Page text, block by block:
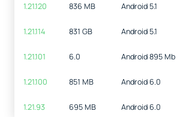
1.21.120 836 MB Android 5.1
1.21.114 831 GB Android 5.1
1.21.101 6.0 Android 895 Mb
1.21.100 851 MB Android 6.0
1.21.93 695 MB Android 6.0